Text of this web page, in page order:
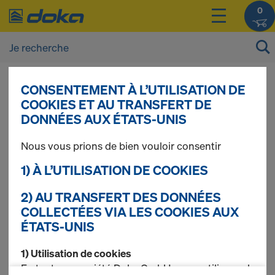
0
Foire aux questions
(FAQ)
QUICK LINKS
Questions générales
Inscription
Mon compte client
Commande
Livraison et enlèvement
CONSENTEMENT À L’UTILISATION DE
COOKIES ET AU TRANSFERT DE
DONNÉES AUX ÉTATS-UNIS
Nous vous prions de bien vouloir consentir
1) À L’UTILISATION DE COOKIES
2) AU TRANSFERT DES DONNÉES
COLLECTÉES VIA LES COOKIES AUX
ÉTATS-UNIS
1) Utilisation de cookies
En tant que société Doka GmbH, nous utilisons des